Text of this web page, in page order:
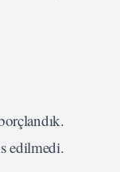
edilmedi.